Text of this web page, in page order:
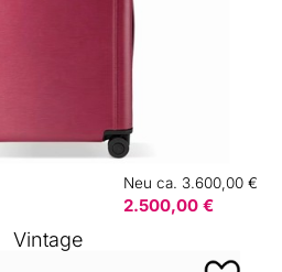
Neu ca. 3.600,00 €
2.500,00 €
Vintage